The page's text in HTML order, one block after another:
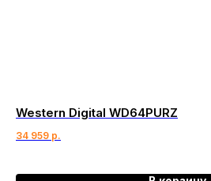
Western Digital WD64PURZ
34 959 р.